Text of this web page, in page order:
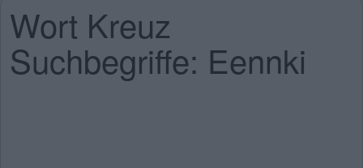
Wort Kreuz
Suchbegriffe: Eennki